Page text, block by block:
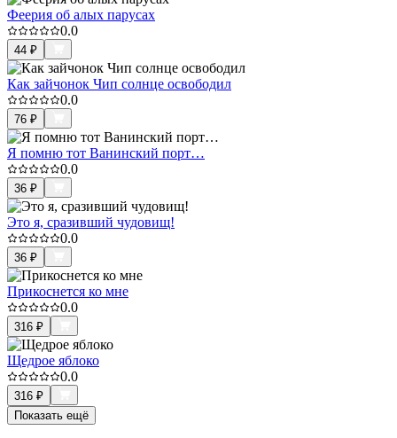
Феерия об алых парусах
0.0
44 ₽
Как зайчонок Чип солнце освободил
0.0
76 ₽
Я помню тот Ванинский порт…
0.0
36 ₽
Это я, сразивший чудовищ!
0.0
36 ₽
Прикоснется ко мне
0.0
316 ₽
Щедрое яблоко
0.0
316 ₽
Показать ещё